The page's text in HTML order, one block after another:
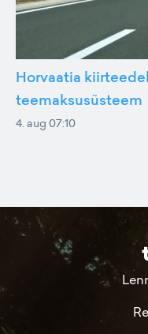
Horvaatia
teemaksusüsteem
4. aug 07:10